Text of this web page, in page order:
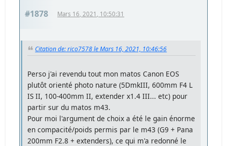
#1878 Mars 16, 2021, 10:50:31
Citation de: rico7578 le Mars 16, 2021, 10:46:56
Perso j'ai revendu tout mon matos Canon EOS
plutôt orienté photo nature (5DmkIII, 600mm F4 L
IS II, 100-400mm II, extender x1.4 III... etc) pour
partir sur du matos m43.
Pour moi l'argument de choix a été le gain énorme
en compacité/poids permis par le m43 (G9 + Pana
200mm F2.8 + extenders), ce qui m'a redonné le